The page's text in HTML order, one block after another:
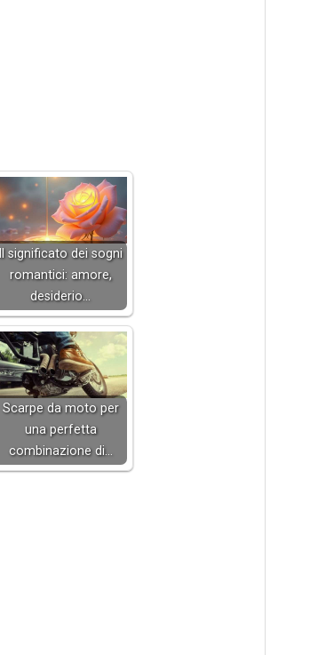
Il significato dei sogni
romantici: amore,
desiderio…
Scarpe da moto per
una perfetta
combinazione di…